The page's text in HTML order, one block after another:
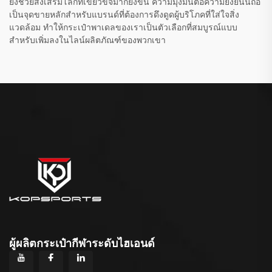
เป็นจุดขายหลักสำหรับแบรนด์ที่ต้องการดึงดูดผู้บริโภคที่ใส่ใจสิ่ง
แวดล้อม ทำให้กระเป๋าพาเดลของเราเป็นตัวเลือกที่สมบูรณ์แบบ
สำหรับเพิ่มลงในไลน์ผลิตภัณฑ์ของพวกเขา
ผู้ผลิตกระเป๋ากีฬาระดับไฮเอนด์